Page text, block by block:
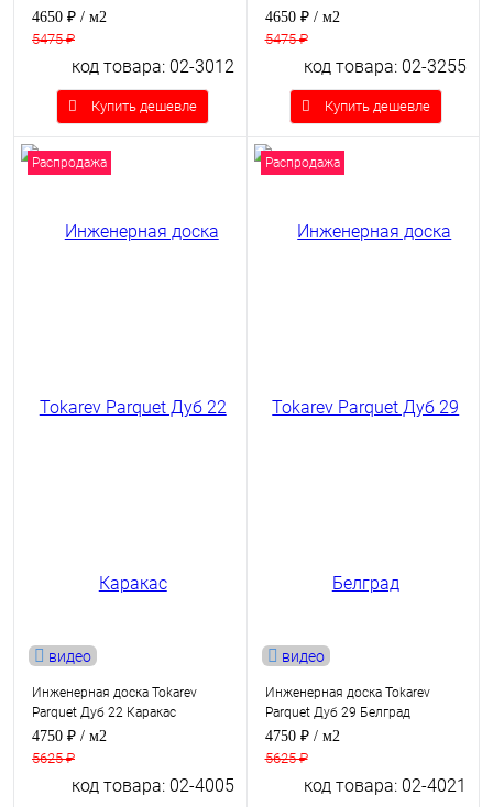
4650 ₽ / м2
5475 ₽
код товара: 02-3012
Купить дешевле
4650 ₽ / м2
5475 ₽
код товара: 02-3255
Купить дешевле
Распродажа
видео
Инженерная доска Tokarev
Parquet Дуб 22 Каракас
4750 ₽ / м2
5625 ₽
код товара: 02-4005
Распродажа
видео
Инженерная доска Tokarev
Parquet Дуб 29 Белград
4750 ₽ / м2
5625 ₽
код товара: 02-4021